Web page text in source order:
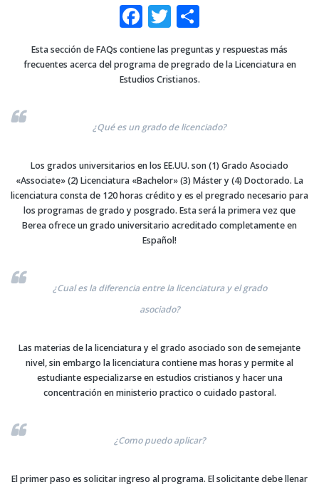
F
a
c
e
o
k
T
it
te
ar
Esta sección de FAQs contiene las preguntas y respuestas más
frecuentes acerca del programa de pregrado de la Licenciatura en
Estudios Cristianos.
¿Qué es un grado de licenciado?
Los grados universitarios en los EE.UU. son (1) Grado Asociado
«Associate» (2) Licenciatura «Bachelor» (3) Máster y (4) Doctorado. La
licenciatura consta de 120 horas crédito y es el pregrado necesario para
los programas de grado y posgrado. Esta será la primera vez que
Berea ofrece un grado universitario acreditado completamente en
Español!
¿Cual es la diferencia entre la licenciatura y el grado
asociado?
Las materias de la licenciatura y el grado asociado son de semejante
nivel, sin embargo la licenciatura contiene mas horas y permite al
estudiante especializarse en estudios cristianos y hacer una
concentración en ministerio practico o cuidado pastoral.
¿Como puedo aplicar?
El primer paso es solicitar ingreso al programa. El solicitante debe llenar